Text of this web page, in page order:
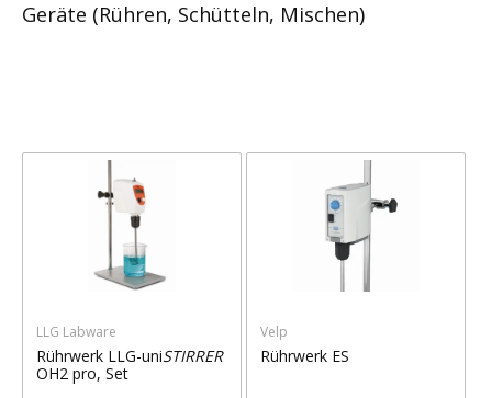
Geräte (Rühren, Schütteln, Mischen)
LLG Labware
Rührwerk LLG-uniSTIRRER
OH2 pro, Set
Velp
Rührwerk ES